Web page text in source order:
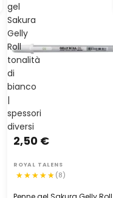
gel
Sakura
Gelly
Roll
tonalità
di
bianco
|
spessori
diversi
2,50 €
ROYAL TALENS
(8)